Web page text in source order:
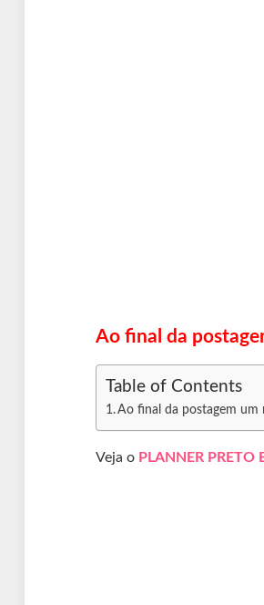
Ao final da
Table of Contents
Ao final da postagem um
Veja o PLANNER PRETO